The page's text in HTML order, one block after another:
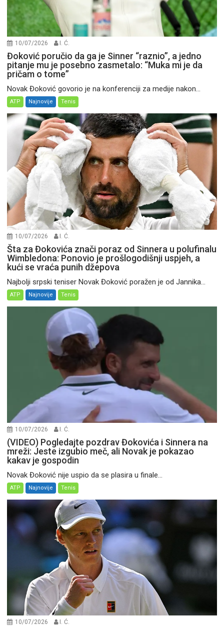
10/07/2026 I. Ć.
Đoković poručio da ga je Sinner “raznio”, a jedno
pitanje mu je posebno zasmetalo: “Muka mi je da
pričam o tome”
Novak Đoković govorio je na konferenciji za medije nakon...
ATP Najnovije Tenis
10/07/2026 I. Ć.
Šta za Đokovića znači poraz od Sinnera u polufinalu
Wimbledona: Ponovio je prošlogodišnji uspjeh, a
kući se vraća punih džepova
Najbolji srpski teniser Novak Đoković poražen je od Jannika...
ATP Najnovije Tenis
10/07/2026 I. Ć.
(VIDEO) Pogledajte pozdrav Đokovića i Sinnera na
mreži: Jeste izgubio meč, ali Novak je pokazao
kakav je gospodin
Novak Đoković nije uspio da se plasira u finale...
ATP Najnovije Tenis
10/07/2026 I. Ć.